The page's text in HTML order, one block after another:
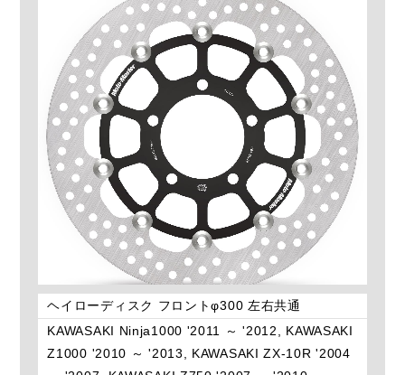
ヘイローディスク フロントφ300 左右共通
KAWASAKI Ninja1000 '2011 ～ '2012, KAWASAKI
Z1000 '2010 ～ '2013, KAWASAKI ZX-10R '2004